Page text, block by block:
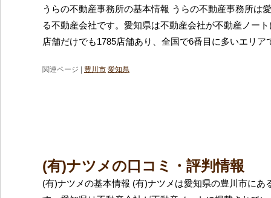
うらの不動産事務所の基本情報 うらの不動産事務所は
る不動産会社です。愛知県は不動産会社が不動産ノー
店舗だけでも1785店舗あり、全国で6番目に多いエリア
関連ページ | 豊川市 愛知県
(有)ナツメの口コミ・評判情報
(有)ナツメの基本情報 (有)ナツメは愛知県の豊川市にあ